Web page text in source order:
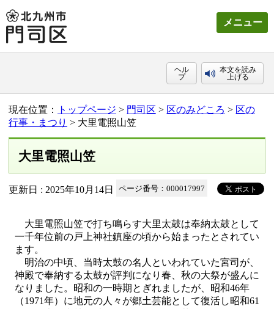
メニュー
ヘル
プ
本文を読み
上げる
現在位置： トップページ > 門司区 > 区のみどころ > 区の
行事・まつり > 大里電照山笠
大里電照山笠
更新日 : 2025年10月14日 ページ番号：000017997
大里電照山笠で打ち鳴らす大里太鼓は奉納太鼓として
一千年位前の戸上神社鎮座の頃から始まったとされてい
ます。
明治の中頃、当時太鼓の名人といわれていた宮司が、
神殿で奉納する太鼓が評判になり春、秋の大祭が盛んに
なりました。昭和の一時期とぎれましたが、昭和46年
（1971年）に地元の人々が郷土芸能として復活し昭和61